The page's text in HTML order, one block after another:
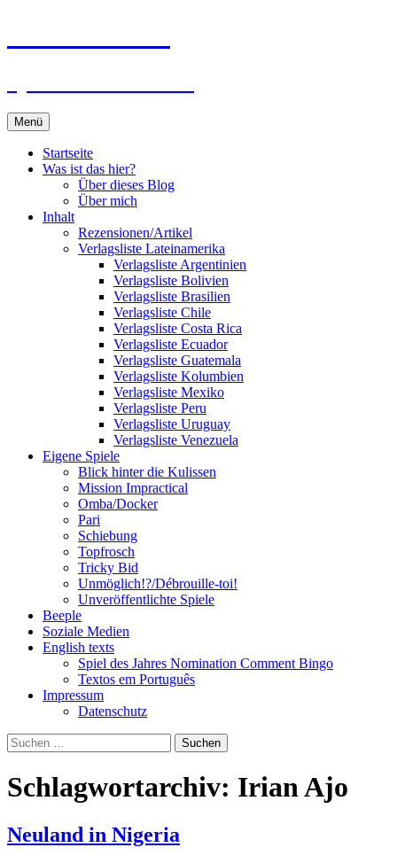
Menü
Startseite
Was ist das hier?
Über dieses Blog
Über mich
Inhalt
Rezensionen/Artikel
Verlagsliste Lateinamerika
Verlagsliste Argentinien
Verlagsliste Bolivien
Verlagsliste Brasilien
Verlagsliste Chile
Verlagsliste Costa Rica
Verlagsliste Ecuador
Verlagsliste Guatemala
Verlagsliste Kolumbien
Verlagsliste Mexiko
Verlagsliste Peru
Verlagsliste Uruguay
Verlagsliste Venezuela
Eigene Spiele
Blick hinter die Kulissen
Mission Impractical
Omba/Docker
Pari
Schiebung
Topfrosch
Tricky Bid
Unmöglich!?/Débrouille-toi!
Unveröffentlichte Spiele
Beeple
Soziale Medien
English texts
Spiel des Jahres Nomination Comment Bingo
Textos em Português
Impressum
Datenschutz
Suchen
nach:
Schlagwortarchiv: Irian Ajo
Neuland in Nigeria